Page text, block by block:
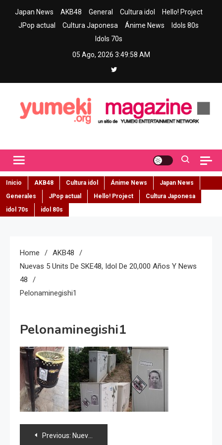
Japan News AKB48 General Cultura idol
Hello! Project
JPop actual
Cultura Japonesa Ánime News
Idols 80s
Idols 70s
05 Ago, 2026 3:49:59 AM
Inicio AKB48 Cultura idol Ánime News
Japan News
Generales
JPop actual Hello! Project
Cultura Japonesa
idol 70s
idol 80s
Home
AKB48
Nuevas 5 Units De SKE48, Idol De 20,000 Años Y News
48
Pelonaminegishi1
Pelonaminegishi1
Navegación
Previous: Nuevas 5 units de SKE48, idol de 20,000 años y news 48